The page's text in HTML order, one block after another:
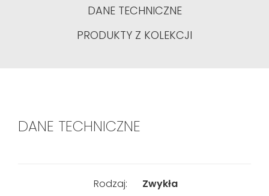
DANE TECHNICZNE
PRODUKTY Z KOLEKCJI
DANE TECHNICZNE
Rodzaj: Zwykła